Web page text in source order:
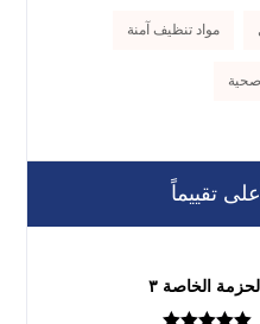
مواد تنظيف آمنة
تقييماً
الحزمة الخاصة ٣